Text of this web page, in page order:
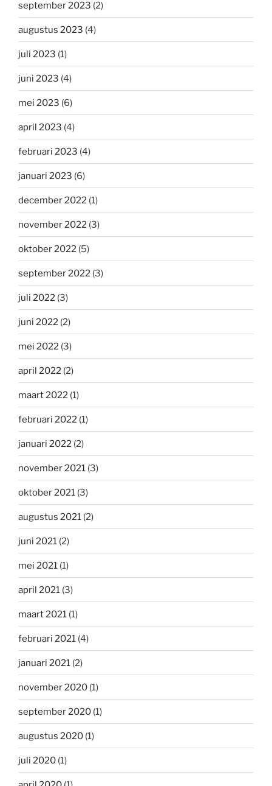
september 2023 (2)
augustus 2023 (4)
juli 2023 (1)
juni 2023 (4)
mei 2023 (6)
april 2023 (4)
februari 2023 (4)
januari 2023 (6)
december 2022 (1)
november 2022 (3)
oktober 2022 (5)
september 2022 (3)
juli 2022 (3)
juni 2022 (2)
mei 2022 (3)
april 2022 (2)
maart 2022 (1)
februari 2022 (1)
januari 2022 (2)
november 2021 (3)
oktober 2021 (3)
augustus 2021 (2)
juni 2021 (2)
mei 2021 (1)
april 2021 (3)
maart 2021 (1)
februari 2021 (4)
januari 2021 (2)
november 2020 (1)
september 2020 (1)
augustus 2020 (1)
juli 2020 (1)